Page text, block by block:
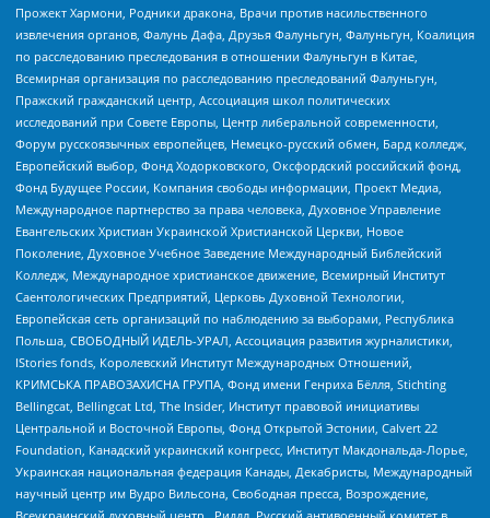
Прожект Хармони, Родники дракона, Врачи против насильственного
извлечения органов, Фалунь Дафа, Друзья Фалуньгун, Фалуньгун, Коалиция
по расследованию преследования в отношении Фалуньгун в Китае,
Всемирная организация по расследованию преследований Фалуньгун,
Пражский гражданский центр, Ассоциация школ политических
исследований при Совете Европы, Центр либеральной современности,
Форум русскоязычных европейцев, Немецко-русский обмен, Бард колледж,
Европейский выбор, Фонд Ходорковского, Оксфордский российский фонд,
Фонд Будущее России, Компания свободы информации, Проект Медиа,
Международное партнерство за права человека, Духовное Управление
Евангельских Христиан Украинской Христианской Церкви, Новое
Поколение, Духовное Учебное Заведение Международный Библейский
Колледж, Международное христианское движение, Всемирный Институт
Саентологических Предприятий, Церковь Духовной Технологии,
Европейская сеть организаций по наблюдению за выборами, Республика
Польша, СВОБОДНЫЙ ИДЕЛЬ-УРАЛ, Ассоциация развития журналистики,
IStories fonds, Королевский Институт Международных Отношений,
КРИМСЬКА ПРАВОЗАХИСНА ГРУПА, Фонд имени Генриха Бёлля, Stichting
Bellingcat, Bellingcat Ltd, The Insider, Институт правовой инициативы
Центральной и Восточной Европы, Фонд Открытой Эстонии, Calvert 22
Foundation, Канадский украинский конгресс, Институт Макдональда-Лорье,
Украинская национальная федерация Канады, Декабристы, Международный
научный центр им Вудро Вильсона, Свободная пресса, Возрождение,